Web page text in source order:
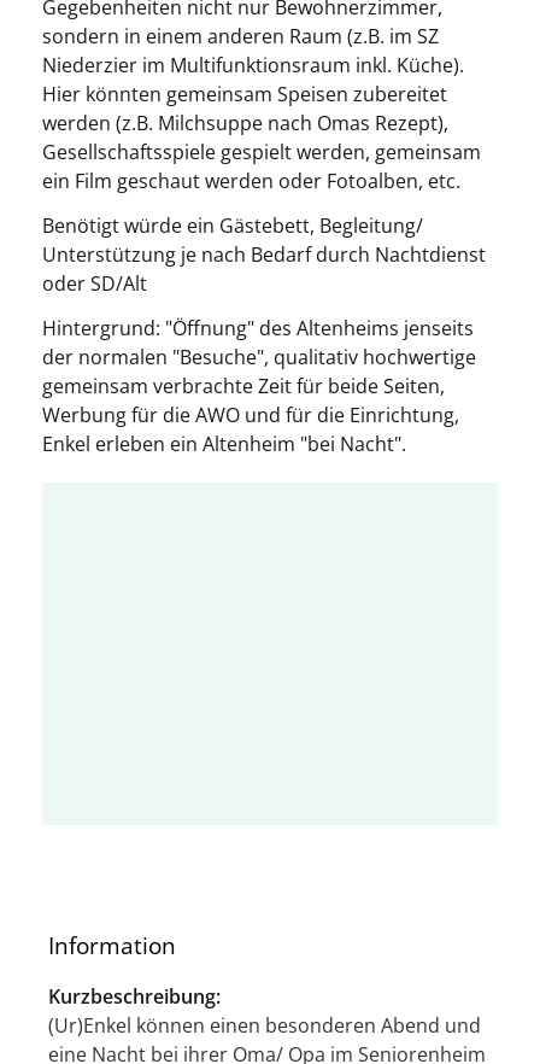
Gegebenheiten nicht nur Bewohnerzimmer,
sondern in einem anderen Raum (z.B. im SZ
Niederzier im Multifunktionsraum inkl. Küche).
Hier könnten gemeinsam Speisen zubereitet
werden (z.B. Milchsuppe nach Omas Rezept),
Gesellschaftsspiele gespielt werden, gemeinsam
ein Film geschaut werden oder Fotoalben, etc.
Benötigt würde ein Gästebett, Begleitung/
Unterstützung je nach Bedarf durch Nachtdienst
oder SD/Alt
Hintergrund: "Öffnung" des Altenheims jenseits
der normalen "Besuche", qualitativ hochwertige
gemeinsam verbrachte Zeit für beide Seiten,
Werbung für die AWO und für die Einrichtung,
Enkel erleben ein Altenheim "bei Nacht".
Information
Kurzbeschreibung:
(Ur)Enkel können einen besonderen Abend und
eine Nacht bei ihrer Oma/ Opa im Seniorenheim